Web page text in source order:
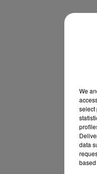
We
select
data